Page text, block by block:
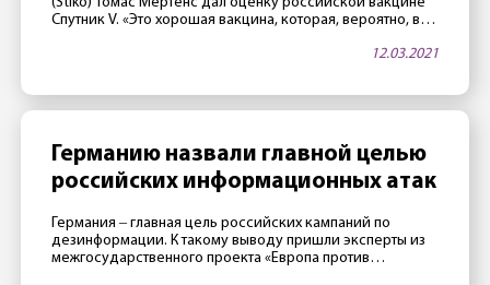
Спутник V. «Это хорошая вакцина, которая, вероятно, в
Российские исследователи имеют большой опыт в
агентство по лекарственным средствам тем временем
12.03.2021
Германию назвали главной целью
российских информационных атак
Германия ‒ главная цель российских кампаний по
дезинформации. К такому выводу пришли эксперты из
межгосударственного проекта «Европа против